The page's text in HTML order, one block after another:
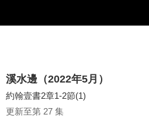
溪水邊（2022年5月）
約翰壹書2章1-2節(1)
更新至第 27 集